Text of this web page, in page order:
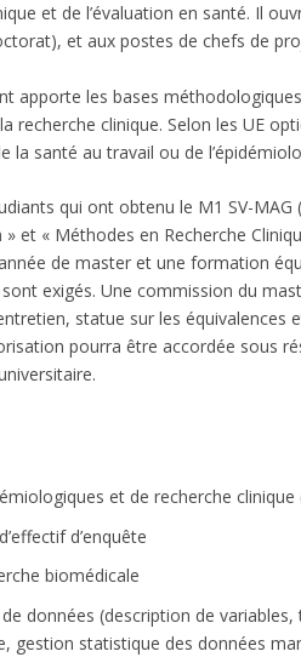
et de l’évaluation en santé. Il
et aux postes de chefs de
apporte les bases
recherche clinique. Selon les UE
santé au travail ou de
qui ont obtenu le M1 SV-MAG
et « Méthodes en Recherche
de master et une formation
exigés. Une commission du
statue sur les équivalences
pourra être accordée sous
et de recherche
d’enquête
biomédicale
données (description de
gestion statistique des données